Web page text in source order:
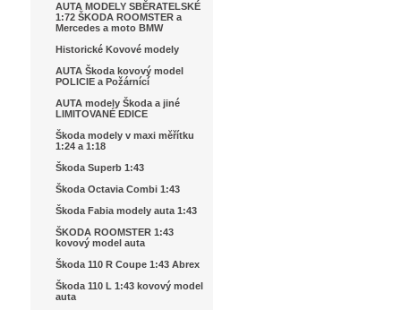
AUTA MODELY SBĚRATELSKÉ
1:72 ŠKODA ROOMSTER a
Mercedes a moto BMW
Historické Kovové modely
AUTA Škoda kovový model
POLICIE a Požárnící
AUTA modely Škoda a jiné
LIMITOVANÉ EDICE
Škoda modely v maxi měřítku
1:24 a 1:18
Škoda Superb 1:43
Škoda Octavia Combi 1:43
Škoda Fabia modely auta 1:43
ŠKODA ROOMSTER 1:43
kovový model auta
Škoda 110 R Coupe 1:43 Abrex
Škoda 110 L 1:43 kovový model
auta